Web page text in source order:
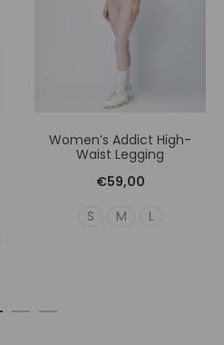
Women’s Addict High-
Waist Legging
€59,00
S
M L